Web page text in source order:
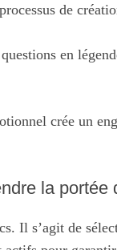
de
en
crée un
la portée
Il s’agit de